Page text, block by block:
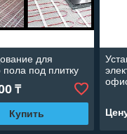
для
пола под плитку
₸
Купить